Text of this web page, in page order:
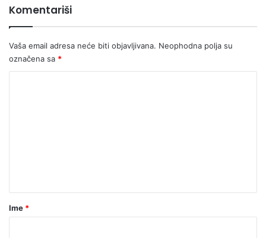
Komentariši
Vaša email adresa neće biti objavljivana. Neophodna polja su
označena sa *
rIme *